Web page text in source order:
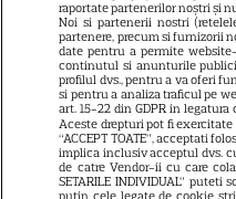
raportate partenerilor noștri și
Noi si partenerii nostri
partenere, precum si furnizorii
date pentru a permite
continutul si anunturile
profilul dvs., pentru a va oferi
si pentru a analiza traficul pe
art. 15-22 din GDPR in
Aceste drepturi pot fi
“ACCEPT TOATE”, acceptati
implica inclusiv acceptul dvs.
de catre Vendor-ii cu care
SETARILE INDIVIDUAL”
putin cele legate de cookie